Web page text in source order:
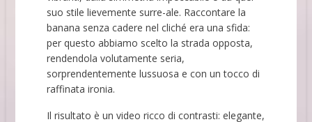
suo stile lievemente surre-ale. Raccontare la
banana senza cadere nel cliché era una sfida:
per questo abbiamo scelto la strada opposta,
rendendola volutamente seria,
sorprendentemente lussuosa e con un tocco di
raffinata ironia.
Il risultato è un video ricco di contrasti: elegante,